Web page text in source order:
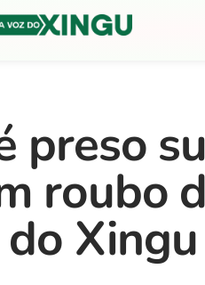
preso
roubo
Xingu